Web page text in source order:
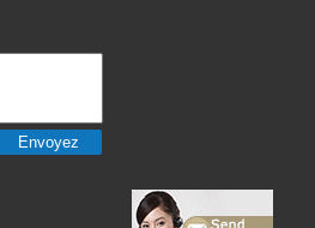
Envoyez